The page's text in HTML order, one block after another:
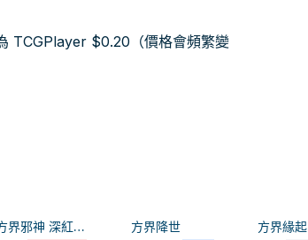
TCGPlayer $0.20（價格會頻繁變
暗黑方界邪神 深紅之挪婆·三神一體 方界降世 方界緣起